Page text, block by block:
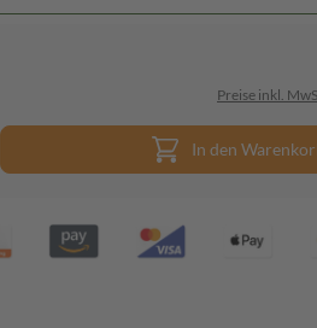
Preise inkl.
In den